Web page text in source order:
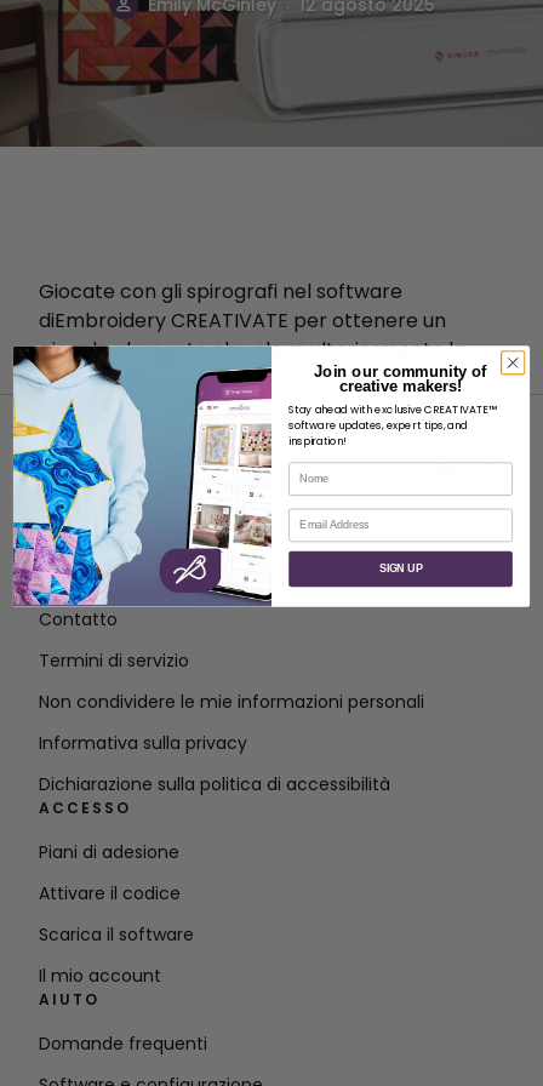
Giocate con gli spirografi nel software
diEmbroidery CREATIVATE per ottenere un
piccolo elemento che eleva ulteriormente la
vostra arte.
INFORMAZIONI
Informazioni su SVP Worldwide
Contatto
Termini di servizio
Non condividere le mie informazioni personali
Informativa sulla privacy
Dichiarazione sulla politica di accessibilità
ACCESSO
Piani di adesione
Attivare il codice
Scarica il software
Il mio account
AIUTO
Domande frequenti
Join our community of
creative makers!
Stay ahead with exclusive CREATIVATE™
software updates, expert tips, and
inspiration!
Nome
Email
SIGN UP